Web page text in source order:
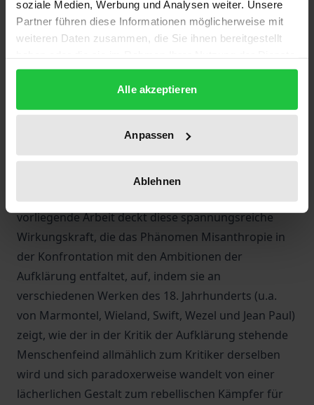
soziale Medien, Werbung und Analysen weiter. Unsere
Partner führen diese Informationen möglicherweise mit
weiteren Daten zusammen, die Sie ihnen bereitgestellt
gesammelt haben.
Alle akzeptieren
Anpassen
Ablehnen
entweder zu heilen oder aus der menschlichen
Gemeinschaft auszuschließen gilt. Besonders im 18.
Optimismus Aufklärung betreiben möchte, verlieren
sich viele literarische Gestalten im defizitären
Zustand der Welt. Mehr noch: Dieser fordert ein
antisoziales, ein misanthropisches Verhalten heraus,
durch das sie aufbegehren und gegen die von der
vorliegende Arbeit deckt diese spannungsreiche
Wirkungskraft, die das Phänomen Misanthropie in
der Konfrontation mit den Ambitionen der
Aufklärung entfaltet, auf, indem sie an
verschiedenen Werken des 18. Jahrhunderts (u.a.
von Marmontel, Wieland, Swift, Wezel und Jean Paul)
zeigt, wie der in der Kritik der Aufklärung stehende
Menschenfeind allmählich zum Kritiker derselben
wird und sich paradoxerweise wandelt von einer
lächerlichen Gestalt zum rebellischen Kämpfer für